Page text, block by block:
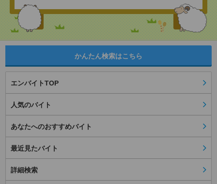
かんたん検索はこちら
エンバイトTOP
人気のバイト
あなたへのおすすめバイト
最近見たバイト
詳細検索